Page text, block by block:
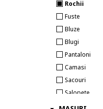
Rochii
Fuste
Bluze
Blugi
Pantaloni
Camasi
Sacouri
Salopete